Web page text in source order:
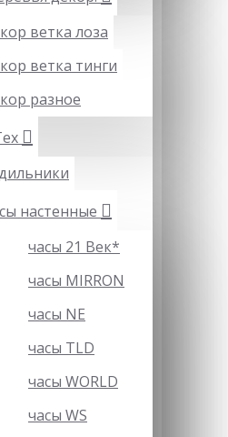
ветка лоза
ветка тинги
разное
настенные
часы 21 Век*
часы MIRRON
часы NE
часы TLD
часы WORLD
часы WS